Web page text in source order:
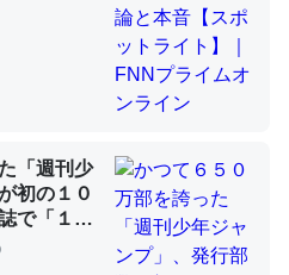
が、酵素が違うのか？
の大問題＝「昆虫はなぜ海にいな
ムを大量に使う脊椎動物と貝
足類だと殻を無くしてナメク
「週刊少
初の１０
で「１０